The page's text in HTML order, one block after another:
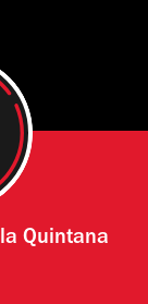
Quintana